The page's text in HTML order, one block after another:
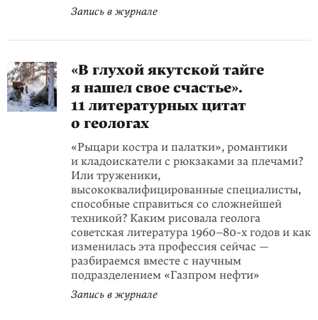
Запись в журнале
«В глухой якутской тайге
я нашел свое счастье».
11 литературных цитат
о геологах
«Рыцари костра и палатки», романтики
и кладоискатели с рюкзаками за плечами?
Или труженики,
высококвалифицированные специалисты,
способные справиться со сложнейшей
техникой? Каким рисовала геолога
советская литература 1960–80-х годов и как
изменилась эта профессия сейчас —
разбираемся вместе с научным
подразделением «Газпром нефти»
Запись в журнале